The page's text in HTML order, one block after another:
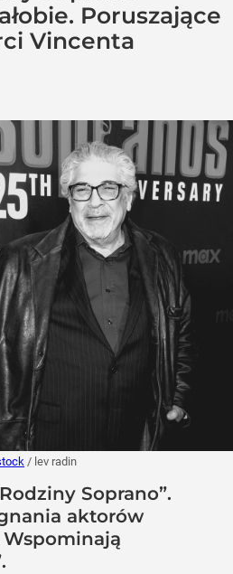
Poruszające
Vincenta
/ lev radin
Soprano”.
aktorów